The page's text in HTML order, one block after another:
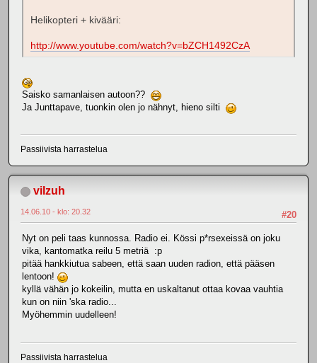
Helikopteri + kivääri:
http://www.youtube.com/watch?v=bZCH1492CzA
Saisko samanlaisen autoon??
Ja Junttapave, tuonkin olen jo nähnyt, hieno silti
Passiivista harrastelua
vilzuh
#20
14.06.10 - klo: 20.32
Nyt on peli taas kunnossa. Radio ei. Kössi p*rsexeissä on joku
vika, kantomatka reilu 5 metriä :p
pitää hankkiutua sabeen, että saan uuden radion, että pääsen
lentoon!
kyllä vähän jo kokeilin, mutta en uskaltanut ottaa kovaa vauhtia
kun on niin 'ska radio...
Myöhemmin uudelleen!
Passiivista harrastelua